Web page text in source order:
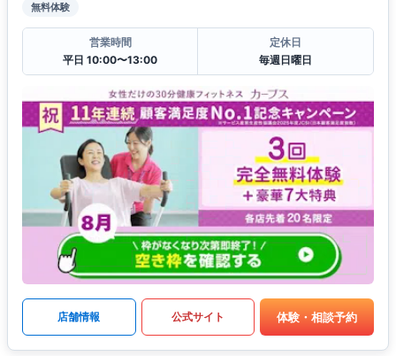
無料体験
営業時間
平日 10:00〜13:00
定休日
毎週日曜日
店舗情報 公式サイト 体験・相談予約